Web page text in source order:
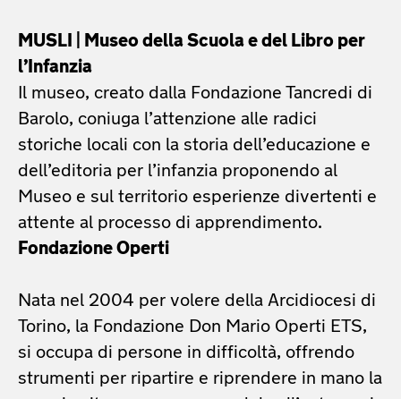
MUSLI | Museo della Scuola e del Libro per
l’Infanzia
Il museo, creato dalla Fondazione Tancredi di
Barolo, coniuga l’attenzione alle radici
storiche locali con la storia dell’educazione e
dell’editoria per l’infanzia proponendo al
Museo e sul territorio esperienze divertenti e
attente al processo di apprendimento.
Fondazione Operti
Nata nel 2004 per volere della Arcidiocesi di
Torino, la Fondazione Don Mario Operti ETS,
si occupa di persone in difficoltà, offrendo
strumenti per ripartire e riprendere in mano la